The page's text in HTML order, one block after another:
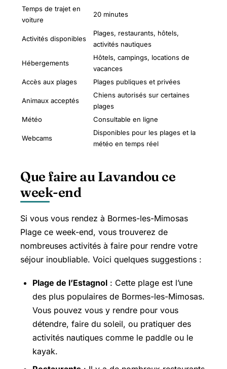
Temps de trajet en
voiture
20 minutes
Activités disponibles
Plages, restaurants, hôtels,
activités nautiques
Hébergements
Hôtels, campings, locations de
vacances
Accès aux plages
Plages publiques et privées
Animaux acceptés
Chiens autorisés sur certaines
plages
Météo
Consultable en ligne
Webcams
Disponibles pour les plages et la
météo en temps réel
Que faire au Lavandou ce
week-end
Si vous vous rendez à Bormes-les-Mimosas
Plage ce week-end, vous trouverez de
nombreuses activités à faire pour rendre votre
séjour inoubliable. Voici quelques suggestions :
Plage de l’Estagnol : Cette plage est l’une
des plus populaires de Bormes-les-Mimosas.
Vous pouvez vous y rendre pour vous
détendre, faire du soleil, ou pratiquer des
activités nautiques comme le paddle ou le
kayak.